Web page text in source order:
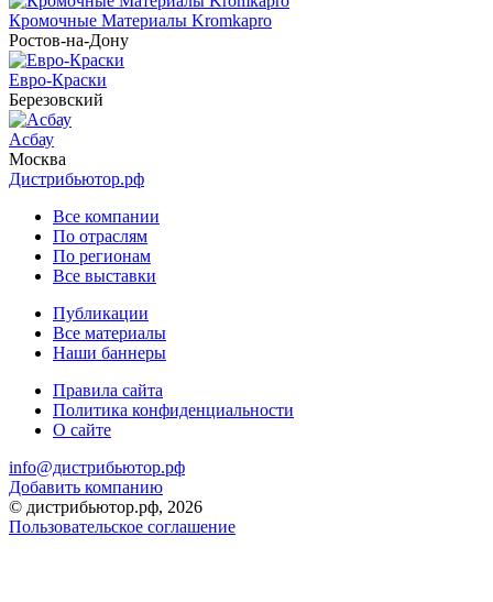
Кромочные Материалы Kromkapro
Ростов-на-Дону
Евро-Краски
Березовский
Асбау
Москва
Дистрибьютор.рф
Все компании
По отраслям
По регионам
Все выставки
Публикации
Все материалы
Наши баннеры
Правила сайта
Политика конфиденциальности
О сайте
info@дистрибьютор.рф
Добавить компанию
© дистрибьютор.рф, 2026
Пользовательское соглашение